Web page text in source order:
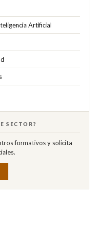
Artificial
SECTOR?
formativos y solicita